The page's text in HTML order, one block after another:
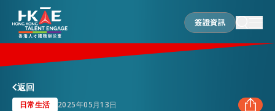
簽證資訊
簽證資訊
香港優勢
返回
日常生活 2025年05月13日